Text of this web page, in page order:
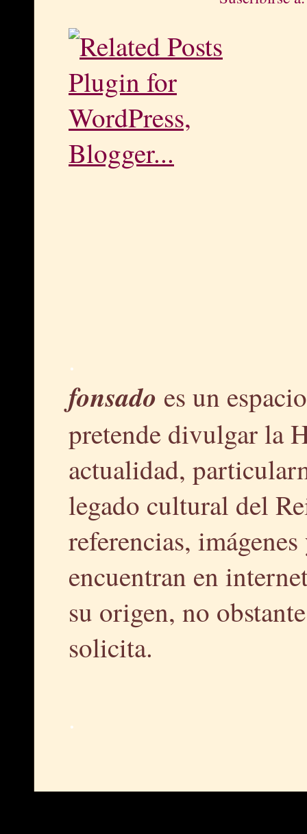
.
fonsado es un
pretende divulgar la
actualidad,
legado cultural del
referencias,
encuentran en
su origen, no
solicita.
.